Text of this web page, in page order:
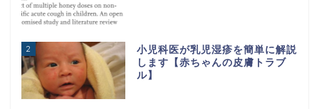
2
小児科医が乳児湿疹を簡単に解説
します【赤ちゃんの皮膚トラブ
ル】